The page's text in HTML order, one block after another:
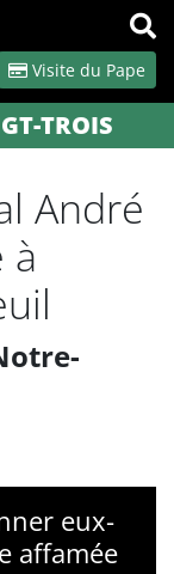
Visite du Pape
OK
TROIS
André
à
eux-
affamée